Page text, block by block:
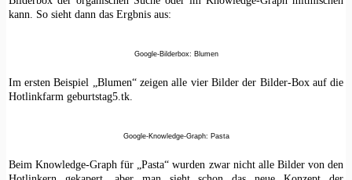
kann. So sieht dann das Ergbnis aus:
Google-Bilderbox: Blumen
Im ersten Beispiel „Blumen“ zeigen alle vier Bilder der Bilder-Box auf die
Hotlinkfarm geburtstag5.tk.
Google-Knowledge-Graph: Pasta
Beim Knowledge-Graph für „Pasta“ wurden zwar nicht alle Bilder von den